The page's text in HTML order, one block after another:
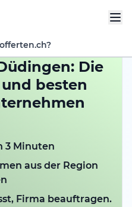
Die
besten
3 Minuten
aus der Region
Firma beauftragen.